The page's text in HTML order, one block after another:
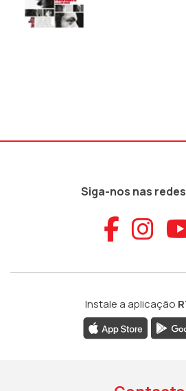
Siga-nos nas
Instale a aplicação